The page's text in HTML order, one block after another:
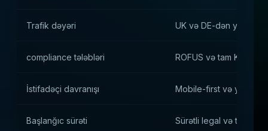
Trafik dəyəri UK və DE-dən yüksək,
compliance tələbləri ROFUS və tam KYC ilə
İstifadəçi davranışı Mobile-first və yüksək
Başlanğıc sürəti Sürətli legal və texniki